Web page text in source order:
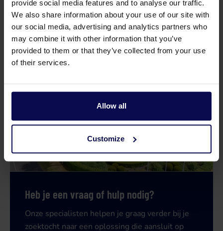
provide social media features and to analyse our traffic.
We also share information about your use of our site with
our social media, advertising and analytics partners who
may combine it with other information that you’ve
provided to them or that they’ve collected from your use
of their services.
Allow all
Customize
Vermogen
10,66kW
Heb je een vraag of hulp nodig?
Onze specialisten helpen je graag verder bij je
zoektocht naar een oplossing die aansluit op